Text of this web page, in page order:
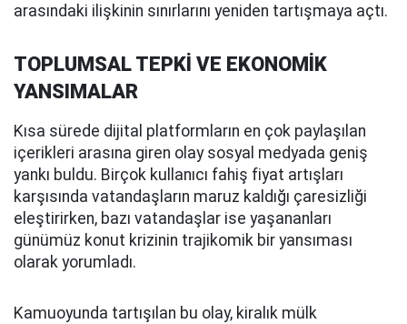
arasındaki ilişkinin sınırlarını yeniden tartışmaya açtı.
TOPLUMSAL TEPKİ VE EKONOMİK
YANSIMALAR
Kısa sürede dijital platformların en çok paylaşılan
içerikleri arasına giren olay sosyal medyada geniş
yankı buldu. Birçok kullanıcı fahiş fiyat artışları
karşısında vatandaşların maruz kaldığı çaresizliği
eleştirirken, bazı vatandaşlar ise yaşananları
günümüz konut krizinin trajikomik bir yansıması
olarak yorumladı.
Kamuoyunda tartışılan bu olay, kiralık mülk